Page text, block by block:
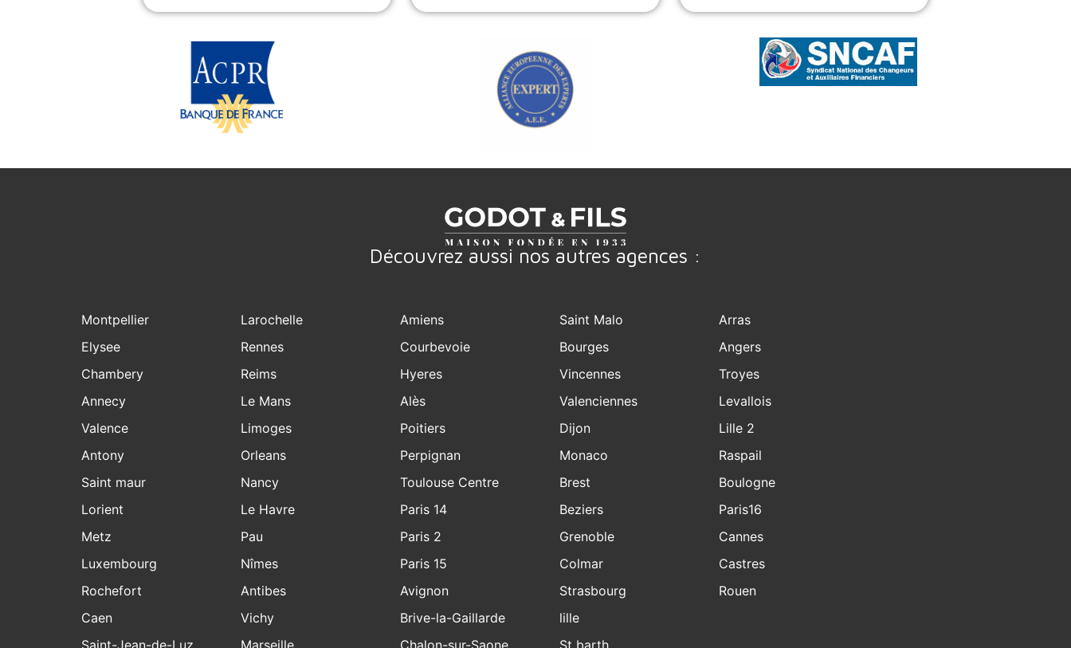
Découvrez aussi nos autres agences :
Montpellier
Elysee
Chambery
Annecy
Valence
Antony
Saint maur
Lorient
Metz
Luxembourg
Rochefort
Larochelle
Rennes
Reims
Le Mans
Limoges
Orleans
Nancy
Le Havre
Pau
Nîmes
Antibes
Amiens
Courbevoie
Hyeres
Alès
Poitiers
Perpignan
Toulouse Centre
Paris 14
Paris 2
Paris 15
Avignon
Saint Malo
Bourges
Vincennes
Valenciennes
Dijon
Monaco
Brest
Beziers
Grenoble
Colmar
Strasbourg
Arras
Angers
Troyes
Levallois
Lille 2
Raspail
Boulogne
Paris16
Cannes
Castres
Rouen
Caen
Saint-Jean-de-Luz
Vichy
Marseille
Brive-la-Gaillarde
Chalon-sur-Saone
lille
St barth